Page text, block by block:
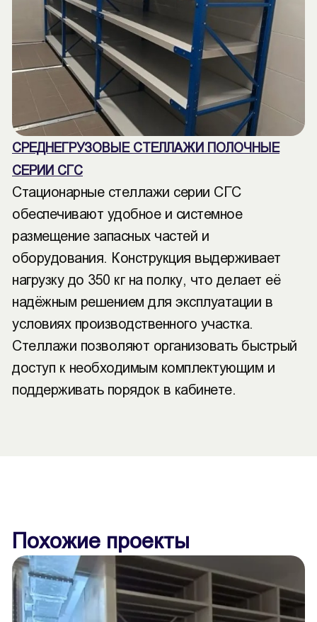
СРЕДНЕГРУЗОВЫЕ СТЕЛЛАЖИ ПОЛОЧНЫЕ
СЕРИИ СГС
Стационарные стеллажи серии СГС
обеспечивают удобное и системное
размещение запасных частей и
оборудования. Конструкция выдерживает
нагрузку до 350 кг на полку, что делает её
надёжным решением для эксплуатации в
условиях производственного участка.
Стеллажи позволяют организовать быстрый
доступ к необходимым комплектующим и
поддерживать порядок в кабинете.
Похожие проекты